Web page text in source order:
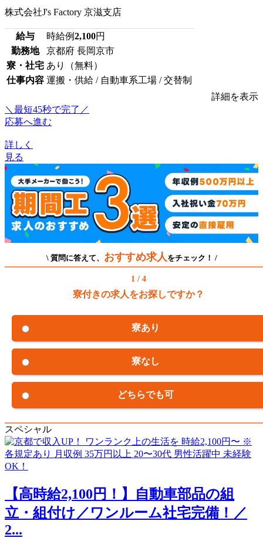
株式会社J's Factory 京滋支店
給与 時給例2,100円
勤務地
京都府 長岡京市
寮・社宅 あり（無料）
仕事内容 運搬・供給 / 自動車系工場 / 交替制
詳細を表示
＼最短45秒で完了／
応募へ進む
詳しく
見る
\ 質問に答えて、 おすすめ求人 をチェック！ /
1 / 4
寮付きの求人をお探しですか？
寮あり
寮なし
どちらでも可
スペシャル
【高時給2,100円！】自動車部品の組
立・組付け／ワンルーム社宅完備！／
2...